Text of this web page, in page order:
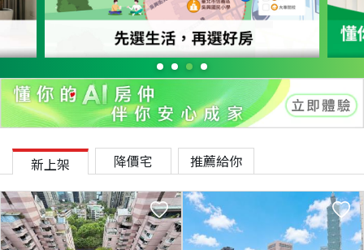
新上架 降價宅 推薦給你